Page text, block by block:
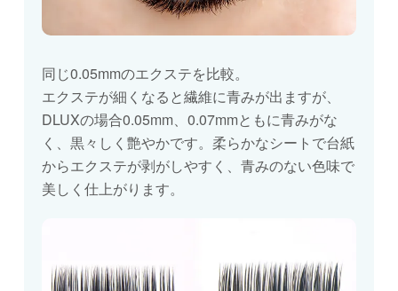
同じ0.05mmのエクステを比較。
エクステが細くなると繊維に青みが出ますが、
DLUXの場合0.05mm、0.07mmともに青みがな
く、黒々しく艶やかです。柔らかなシートで台紙
からエクステが剥がしやすく、青みのない色味で
美しく仕上がります。